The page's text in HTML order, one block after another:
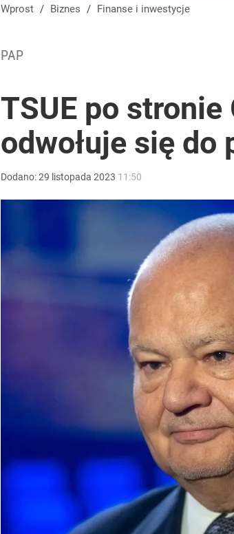
Wprost / Biznes / Finanse i inwestycje
PAP
TSUE po stronie
odwołuje się
Dodano:29 listopada 2023 11:50